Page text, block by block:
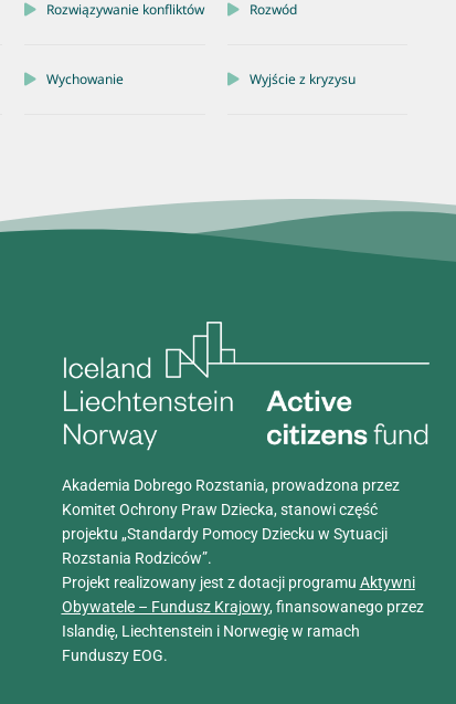
Rozwiązywanie konfliktów Rozwód
Wychowanie Wyjście z kryzysu
Akademia Dobrego Rozstania, prowadzona przez
Komitet Ochrony Praw Dziecka, stanowi część
projektu „Standardy Pomocy Dziecku w Sytuacji
Rozstania Rodziców”.
Projekt realizowany jest z dotacji programu Aktywni
Obywatele – Fundusz Krajowy, finansowanego przez
Islandię, Liechtenstein i Norwegię w ramach
Funduszy EOG.